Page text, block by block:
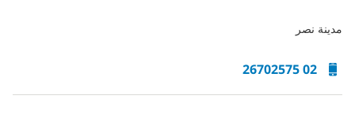
مدينة نصر
02 26702575